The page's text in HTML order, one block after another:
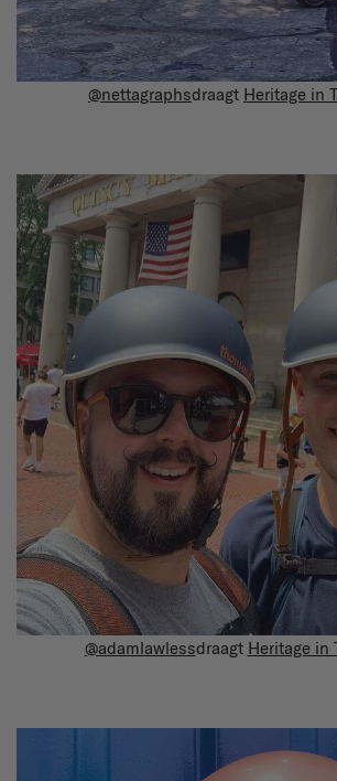
@nettagraphsdraagt Heritage in
@adamlawlessdraagt Heritage in